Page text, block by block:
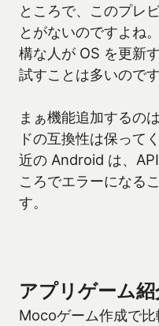
ところで、このプレ
とがないのですよね
構な人が OS を更新
試すことは多いのです
まぁ機能追加するの
ドの互換性は保って
近の Android は、
ころでエラーになる
す。
アプリゲーム
Mocoゲーム作成で